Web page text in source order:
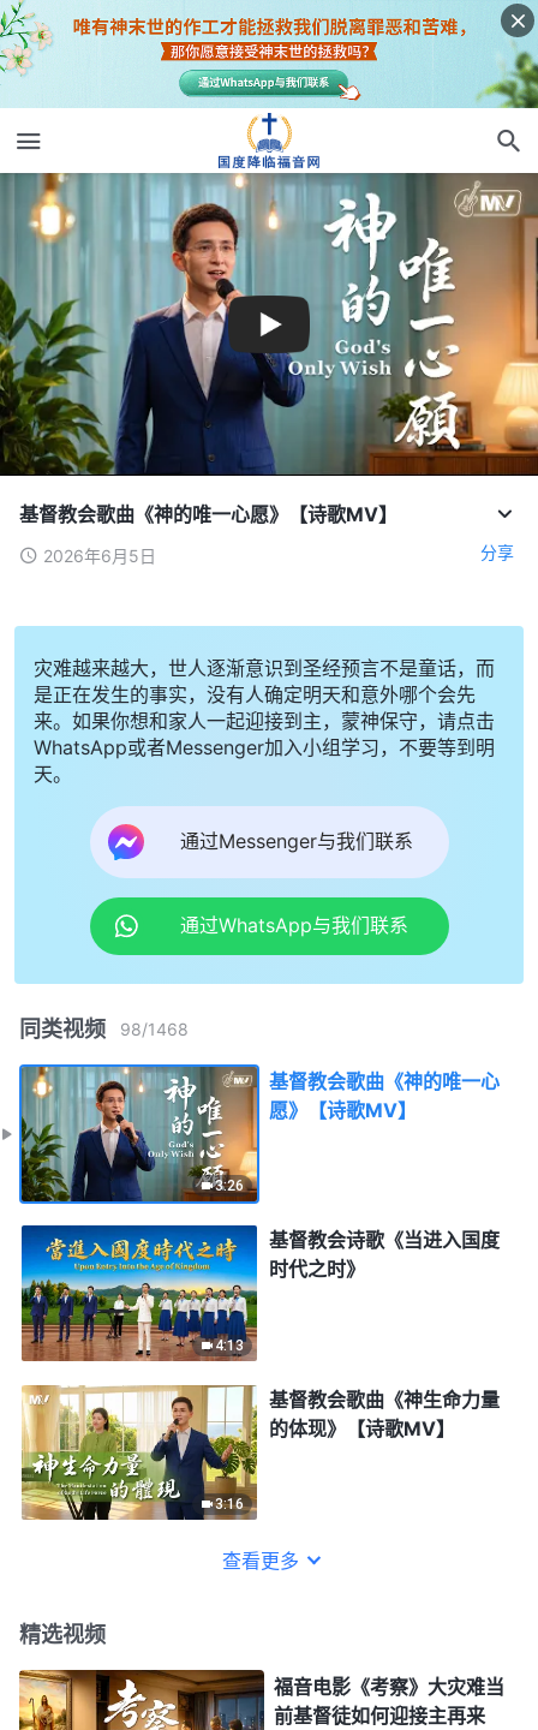
基督教会歌曲《神的唯一心愿》【诗歌MV】
2026年6月5日 分享
灾难越来越大，世人逐渐意识到圣经预言不是童话，而
是正在发生的事实，没有人确定明天和意外哪个会先
来。如果你想和家人一起迎接到主，蒙神保守，请点击
WhatsApp或者Messenger加入小组学习，不要等到明
天。
通过Messenger与我们联系
通过WhatsApp与我们联系
同类视频 98/1468
3:26
基督教会歌曲《神的唯一心
愿》【诗歌MV】
4:13
基督教会诗歌《当进入国度
时代之时》
3:16
基督教会歌曲《神生命力量
的体现》【诗歌MV】
查看更多
精选视频
福音电影《考察》大灾难当
前基督徒如何迎接主再来